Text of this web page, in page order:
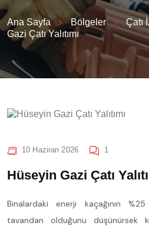
Ana Sayfa Bölgeler Çatı
Gazi Çatı Yalıtımı
10 Haziran 2026 1
Hüseyin Gazi Çatı
Binalardaki enerji kaçağının
tavandan olduğunu düşünürsek